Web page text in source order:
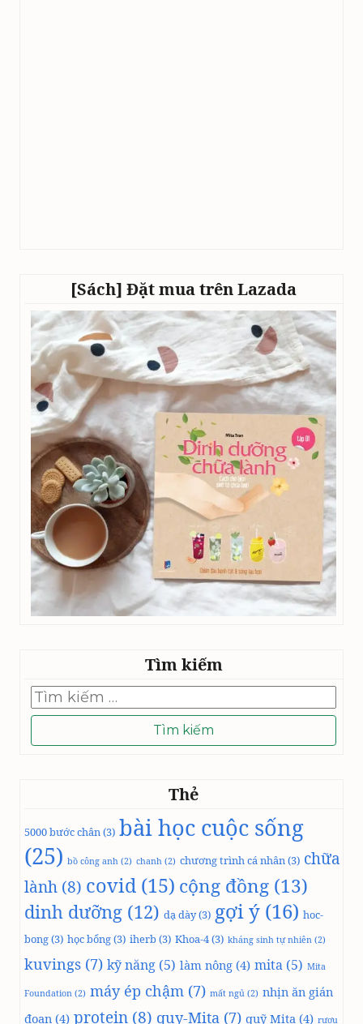
[Sách] Đặt mua trên Lazada
Tìm kiếm
Tìm
kiếm
cho:
Thẻ
5000 bước chân(3) bài học cuộc sống
(25) bồ công anh (2) chanh (2) chương trình cá nhân(3) chữa
lành (8) covid (15) cộng đồng (13)
dinh dưỡng (12) dạ dày(3) gợi ý (16) hoc-
bong(3) học bổng(3) iherb(3) Khoa-4(3) kháng sinh tự nhiên (2)
kuvings (7) kỹ năng (5) làm nông (4) mita (5) Mita
Foundation (2) máy ép chậm (7) mất ngủ (2) nhịn ăn gián
đoạn (4) protein (8) quy-Mita (7) quỹ Mita (4) rượu